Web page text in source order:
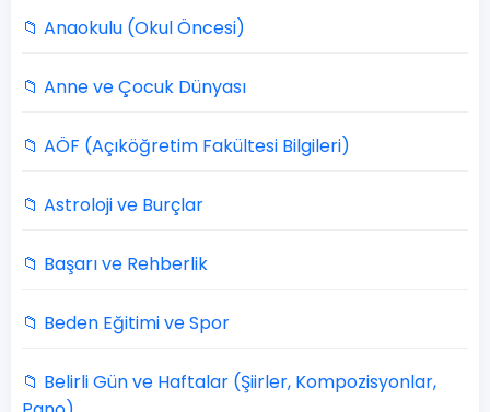
📁 Anaokulu (Okul Öncesi)
📁 Anne ve Çocuk Dünyası
📁 AÖF (Açıköğretim Fakültesi Bilgileri)
📁 Astroloji ve Burçlar
📁 Başarı ve Rehberlik
📁 Beden Eğitimi ve Spor
📁 Belirli Gün ve Haftalar (Şiirler, Kompozisyonlar,